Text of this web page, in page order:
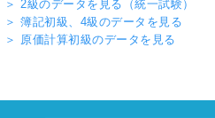
105（2003.11.16） 111,952名
103（2003.2.23） 90,269名
＞ 2級のデータを見る（統一試験）
＞ 簿記初級、4級のデータを見る
＞ 原価計算初級のデータを見る